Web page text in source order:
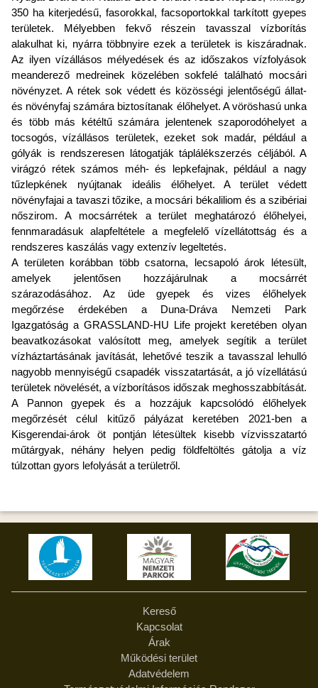
350 ha kiterjedésű, fasorokkal, facsoportokkal tarkított gyepes
területek. Mélyebben fekvő részein tavasszal vízborítás
alakulhat ki, nyárra többnyire ezek a területek is kiszáradnak.
Az ilyen vízállásos mélyedések és az időszakos vízfolyások
meanderező medreinek közelében sokfelé található mocsári
növényzet. A rétek sok védett és közösségi jelentőségű állat-
és növényfaj számára biztosítanak élőhelyet. A vöröshasú unka
és több más kétéltű számára jelentenek szaporodóhelyet a
tocsogós, vízállásos területek, ezeket sok madár, például a
gólyák is rendszeresen látogatják táplálékszerzés céljából. A
virágzó rétek számos méh- és lepkefajnak, például a nagy
tűzlepkének nyújtanak ideális élőhelyet. A terület védett
növényfajai a tavaszi tőzike, a mocsári békaliliom és a szibériai
nőszirom. A mocsárrétek a terület meghatározó élőhelyei,
fennmaradásuk alapfeltétele a megfelelő vízellátottság és a
rendszeres kaszálás vagy extenzív legeltetés.
A területen korábban több csatorna, lecsapoló árok létesült,
amelyek jelentősen hozzájárulnak a mocsárrét
szárazodásához. Az üde gyepek és vizes élőhelyek
megőrzése érdekében a Duna-Dráva Nemzeti Park
Igazgatóság a GRASSLAND-HU Life projekt keretében olyan
beavatkozásokat valósított meg, amelyek segítik a terület
vízháztartásának javítását, lehetővé teszik a tavasszal lehulló
nagyobb mennyiségű csapadék visszatartását, a jó vízellátású
területek növelését, a vízborításos időszak meghosszabbítását.
A Pannon gyepek és a hozzájuk kapcsolódó élőhelyek
megőrzését célul kitűző pályázat keretében 2021-ben a
Kisgerendai-árok öt pontján létesültek kisebb vízvisszatartó
műtárgyak, néhány helyen pedig földfeltöltés gátolja a víz
túlzottan gyors lefolyását a területről.
Kereső
Kapcsolat
Árak
Működési terület
Adatvédelem